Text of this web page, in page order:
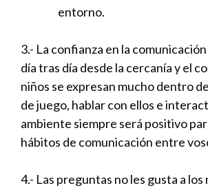
entorno.
3.- La confianza en la
día tras día desde la cercanía y el
niños se expresan mucho dentro
de juego, hablar con ellos e
ambiente siempre será positivo
hábitos de comunicación entre
4.- Las preguntas no les gusta a los